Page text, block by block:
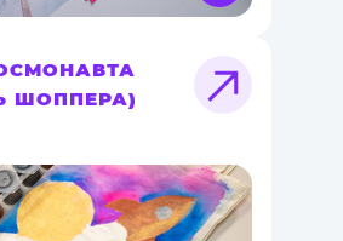
ШОППЕРА)